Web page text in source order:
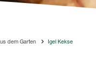
dem Garten Igel Kekse